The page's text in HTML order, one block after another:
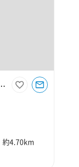
上内間木220坪倉庫
4.70km